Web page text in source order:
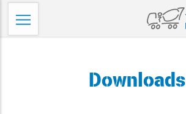
Skip
content
Downloads